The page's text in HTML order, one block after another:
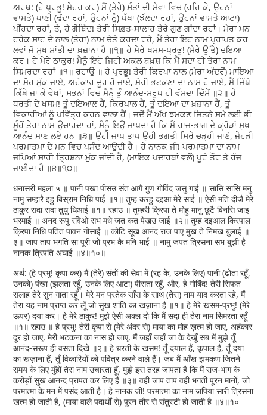
ਅਰਥ: (ਹੇ ਪ੍ਰਭੂ! ਮੇਹਰ ਕਰ) ਮੈਂ (ਤੇਰੇ) ਸੰਤਾਂ ਦੀ ਸੇਵਾ ਵਿਚ (ਰਹਿ ਕੇ, ਉਹਨਾਂ
ਵਾਸਤੇ) ਪਾਣੀ (ਢੋਂਦਾ ਰਹਾਂ, ਉਹਨਾਂ ਨੂੰ) ਪੱਖਾ (ਝੱਲਦਾ ਰਹਾਂ, ਉਹਨਾਂ ਵਾਸਤੇ ਆਟਾ)
ਪੀਂਹਦਾ ਰਹਾਂ, ਤੇ, ਹੇ ਗੋਬਿੰਦ! ਤੇਰੀ ਸਿਫ਼ਤ-ਸਾਲਾਹ ਤੇਰੇ ਗੁਣ ਗਾਂਦਾ ਰਹਾਂ। ਮੇਰਾ ਮਨ
ਹਰੇਕ ਸਾਹ ਦੇ ਨਾਲ (ਤੇਰਾ) ਨਾਮ ਚੇਤੇ ਕਰਦਾ ਰਹੇ, ਮੈਂ ਤੇਰਾ ਇਹ ਨਾਮ ਪ੍ਰਾਪਤ ਕਰ
ਲਵਾਂ ਜੋ ਸੁਖ ਸ਼ਾਂਤੀ ਦਾ ਖ਼ਜ਼ਾਨਾ ਹੈ ॥੧॥ ਹੇ ਮੇਰੇ ਖਸਮ-ਪ੍ਰਭੂ! (ਮੇਰੇ ਉੱਤੇ) ਦਇਆ
ਕਰ। ਹੇ ਮੇਰੇ ਠਾਕੁਰ! ਮੈਨੂੰ ਇਹੋ ਜਿਹੀ ਅਕਲ ਬਖ਼ਸ਼ ਕਿ ਮੈਂ ਸਦਾ ਹੀ ਤੇਰਾ ਨਾਮ
ਸਿਮਰਦਾ ਰਹਾਂ ॥੧॥ ਰਹਾਉ ॥ ਹੇ ਪ੍ਰਭੂ! ਤੇਰੀ ਕਿਰਪਾ ਨਾਲ (ਮੇਰਾ ਅੰਦਰੋਂ) ਮਾਇਆ
ਦਾ ਮੋਹ ਮੁੱਕ ਜਾਏ, ਅਹੰਕਾਰ ਦੂਰ ਹੋ ਜਾਏ, ਮੇਰੀ ਭਟਕਣਾ ਦਾ ਨਾਸ ਹੋ ਜਾਏ, ਮੈਂ ਜਿੱਥੇ
ਕਿੱਥੇ ਜਾ ਕੇ ਵੇਖਾਂ, ਸਭਨਾਂ ਵਿਚ ਮੈਨੂੰ ਤੂੰ ਆਨੰਦ-ਸਰੂਪ ਹੀ ਵੱਸਦਾ ਦਿੱਸੇਂ ॥੨॥ ਹੇ
ਧਰਤੀ ਦੇ ਖਸਮ! ਤੂੰ ਦਇਆਲ ਹੈਂ, ਕਿਰਪਾਲ ਹੈਂ, ਤੂੰ ਦਇਆ ਦਾ ਖ਼ਜ਼ਾਨਾ ਹੈਂ, ਤੂੰ
ਵਿਕਾਰੀਆਂ ਨੂੰ ਪਵਿੱਤ੍ਰ ਕਰਨ ਵਾਲਾ ਹੈਂ। ਜਦੋਂ ਮੈਂ ਅੱਖ ਝਮਕਣ ਜਿਤਨੇ ਸਮੇ ਲਈ ਭੀ
ਮੂੰਹੋਂ ਤੇਰਾ ਨਾਮ ਉਚਾਰਦਾ ਹਾਂ, ਮੈਨੂੰ ਇਉਂ ਜਾਪਦਾ ਹੈ ਕਿ ਮੈਂ ਰਾਜ-ਭਾਗ ਦੇ ਕ੍ਰੋੜਾਂ ਸੁਖ
ਆਨੰਦ ਮਾਣ ਲਏ ਹਨ ॥੩॥ ਉਹੀ ਜਾਪ ਤਾਪ ਉਹੀ ਭਗਤੀ ਸਿਰੇ ਚੜ੍ਹੀ ਜਾਣੋ, ਜੇਹੜੀ
ਪਰਮਾਤਮਾ ਦੇ ਮਨ ਵਿਚ ਪਸੰਦ ਆਉਂਦੀ ਹੈ। ਹੇ ਨਾਨਕ ਜੀ! ਪਰਮਾਤਮਾ ਦਾ ਨਾਮ
ਜਪਿਆਂ ਸਾਰੀ ਤ੍ਰਿਸ਼ਨਾ ਮੁੱਕ ਜਾਂਦੀ ਹੈ, (ਮਾਇਕ ਪਦਾਰਥਾਂ ਵਲੋਂ) ਪੂਰੇ ਤੌਰ ਤੇ ਰੱਜ
ਜਾਈਦਾ ਹੈ ॥੪॥੧੦॥
धनासरी महला ५ ॥ पानी पखा पीसउ संत आगै गुण गोविंद जसु गाई ॥ सासि सासि मनु
नामु सम्हारै इहु बिस्राम निधि पाई ॥१॥ तुम्ह करहु दइआ मेरे साई ॥ ऐसी मति दीजै मेरे
ठाकुर सदा सदा तुधु धिआई ॥१॥ रहाउ ॥ तुम्हरी क्रिपा ते मोहु मानु छूटै बिनसि जाइ
भरमाई ॥ अनद रूपु रविओ सभ मधे जत कत पेखउ जाई ॥२॥ तुम्ह दइआल किरपाल
क्रिपा निधि पतित पावन गोसाई ॥ कोटि सूख आनंद राज पाए मुख ते निमख बुलाई ॥
३॥ जाप ताप भगति सा पूरी जो प्रभ कै मनि भाई ॥ नामु जपत त्रिसना सभ बुझी है
नानक त्रिपति अघाई ॥४॥१०॥
अर्थ: (हे प्रभु! कृपा कर) मैं (तेरे) संतों की सेवा में (रह के, उनके लिए) पानी (ढोता रहूँ,
उनको) पंखा (झलता रहूँ, उनके लिए आटा) पीसता रहूँ, और, हे गोबिंद! तेरी सिफत
सलाह तेरे सुन गाता रहूँ। मेरे मन प्रतेक साँस के साथ (तेरा) नाम याद करता रहे, मैं
तेरा यह नाम प्राप्त कर लूँ जो सुख शांति का खज़ाना है ॥१॥ हे मेरे खसम-प्रभु! (मेरे
ऊपर) दया कर। हे मेरे ठाकुर! मुझे ऐसी अक्ल दो कि मैं सदा ही तेरा नाम सिमरता रहूँ
॥१॥ रहाउ ॥ हे प्रभु! तेरी कृपा से (मेरे अंदर से) माया का मोह ख़त्म हो जाए, अहंकार
दूर हो जाए, मेरी भटकना का नास हो जाए, मैं जहाँ जहाँ जा के देखूँ सब में मुझे तूँ
आनंद-सरूप ही वसता दिखे ॥२॥ हे धरती के खसम! तूँ दयाल हैं, कृपाल हैं, तूँ दया
का खज़ाना हैं, तूँ विकारियों को पवित्र करने वाले हैं। जब मैं आँख झमकण जितने
समय के लिए मुँहों तेरा नाम उचारता हूँ, मुझे इस तरह जापता है कि मैं राज-भाग के
करोड़ों सुख आनन्द प्रापत कर लिए हैं ॥३॥ वही जाप ताप वही भगती पूरन मानों, जो
परमात्मा के मन में पसंद आती है। हे नानक जी! परमात्मा का नाम जपिया सारी त्रिसना
खत्म हो जाती है, (माया वाले पदार्थों से) पूरन तौर से संतुस्टी हो जाती है ॥४॥१०